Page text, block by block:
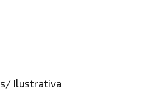
Ilustrativa